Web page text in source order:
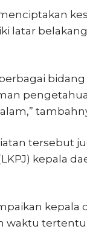
latar
tersebut
kepala
kepala
waktu